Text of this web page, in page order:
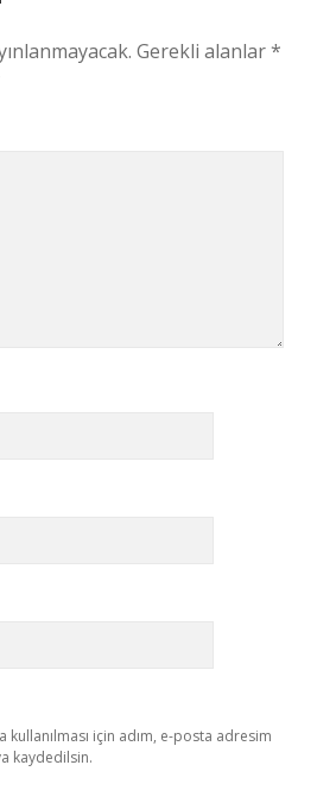
Gerekli alanlar*
için adım, e-posta adresim
kaydedilsin.